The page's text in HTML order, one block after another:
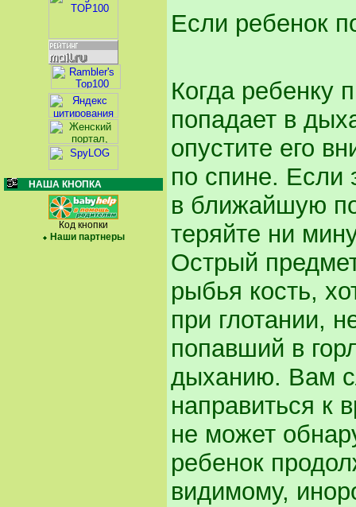
НАША КНОПКА
Код кнопки
Наши партнеры
Если ребенок
Когда ребенку
попадает в
опустите его
по спине. Если
в ближайшую
теряйте ни
Острый
рыбья кость,
при глота­нии,
попавший в
дыханию. Вам
направиться к
не может
ребенок
видимому,